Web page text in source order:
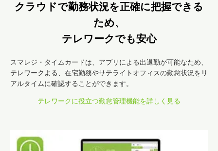
クラウドで勤務状況を正確に把握できる
ため、
テレワークでも安心
スマレジ・タイムカードは、アプリによる出退勤が可能なため、
テレワークよる、在宅勤務やサテライトオフィスの勤怠状況をリ
アルタイムに確認することができます。
テレワークに役立つ勤怠管理機能を詳しく見る